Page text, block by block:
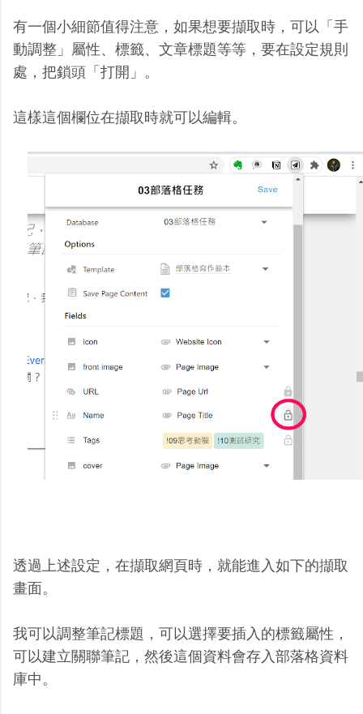
有一個小細節值得注意，如果想要擷取時，可以「手
動調整」屬性、標籤、文章標題等等，要在設定規則
處，把鎖頭「打開」。
這樣這個欄位在擷取時就可以編輯。
透過上述設定，在擷取網頁時，就能進入如下的擷取
畫面。
我可以調整筆記標題，可以選擇要插入的標籤屬性，
可以建立關聯筆記，然後這個資料會存入部落格資料
庫中。